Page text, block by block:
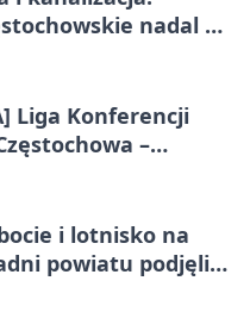
nadal w
Liga Konferencji
–
eliminacji
i lotnisko na
powiatu podjęli